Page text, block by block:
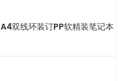
A4双线环装订PP软精装笔记本